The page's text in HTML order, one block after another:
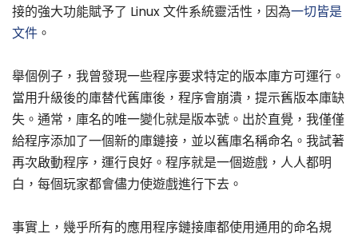
接的強大功能賦予了 Linux 文件系統靈活性，因為一切皆是
文件 。
舉個例子，我曾發現一些程序要求特定的版本庫方可運行。
當用升級後的庫替代舊庫後，程序會崩潰，提示舊版本庫缺
失。通常，庫名的唯一變化就是版本號。出於直覺，我僅僅
給程序添加了一個新的庫鏈接，並以舊庫名稱命名。我試著
再次啟動程序，運行良好。程序就是一個遊戲，人人都明
白，每個玩家都會儘力使遊戲進行下去。
事實上，幾乎所有的應用程序鏈接庫都使用通用的命名規